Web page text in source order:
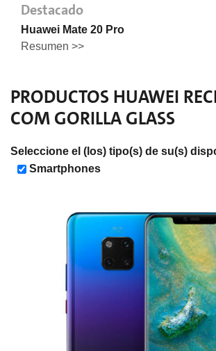
Destacado
Huawei Mate 20 Pro
Resumen >>
PRODUCTOS HUAWEI
COM GORILLA GLASS
Seleccione el (los) tipo(s) de su(s)
Smartphones